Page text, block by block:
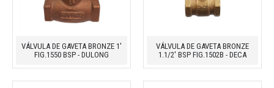
VÁLVULA DE GAVETA BRONZE 1'
FIG.1550 BSP - DULONG
VÁLVULA DE GAVETA BRONZE
1.1/2' BSP FIG.1502B - DECA